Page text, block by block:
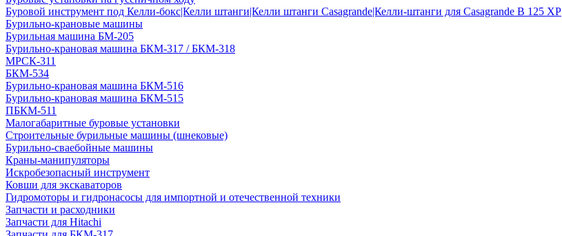
Буровой инструмент под Келли-бокс|Келли штанги|Келли штанги Casagrande|Келли-штанги для Casagrande B 125 XP
Бурильно-крановые машины
Бурильная машина БМ-205
Бурильно-крановая машина БКМ-317 / БКМ-318
МРСК-311
БКМ-534
Бурильно-крановая машина БКМ-516
Бурильно-крановая машина БКМ-515
ПБКМ-511
Малогабаритные буровые установки
Строительные бурильные машины (шнековые)
Бурильно-сваебойные машины
Краны-манипуляторы
Искробезопасный инструмент
Ковши для экскаваторов
Гидромоторы и гидронасосы для импортной и отечественной техники
Запчасти и расходники
Запчасти для Hitachi